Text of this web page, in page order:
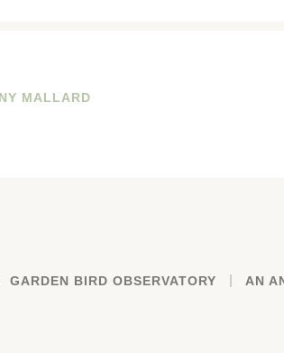
MALLARD
GARDEN BIRD OBSERVATORY AN